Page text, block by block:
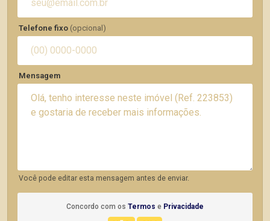
Telefone fixo (opcional)
Mensagem
Você pode editar esta mensagem antes de enviar.
Concordo com os Termos e Privacidade